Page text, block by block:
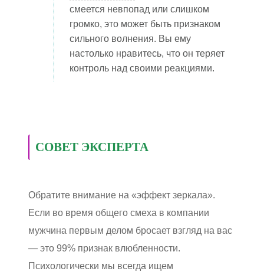
смеется невпопад или слишком
громко, это может быть признаком
сильного волнения. Вы ему
настолько нравитесь, что он теряет
контроль над своими реакциями.
СОВЕТ ЭКСПЕРТА
Обратите внимание на «эффект зеркала».
Если во время общего смеха в компании
мужчина первым делом бросает взгляд на вас
— это 99% признак влюбленности.
Психологически мы всегда ищем